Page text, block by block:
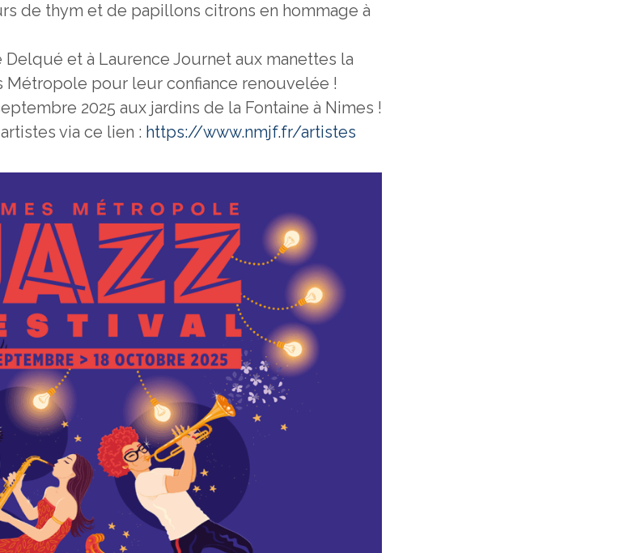
de thym et de papillons citrons en hommage à
et à Laurence Journet aux manettes la
Métropole pour leur confiance renouvelée !
2025 aux jardins de la Fontaine à Nimes !
via ce lien : https://www.nmjf.fr/artistes